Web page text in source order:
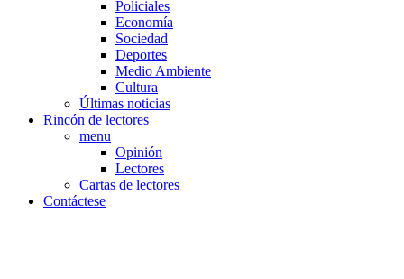
Policiales
Economía
Sociedad
Deportes
Medio Ambiente
Cultura
Últimas noticias
Rincón de lectores
menu
Opinión
Lectores
Cartas de lectores
Contáctese